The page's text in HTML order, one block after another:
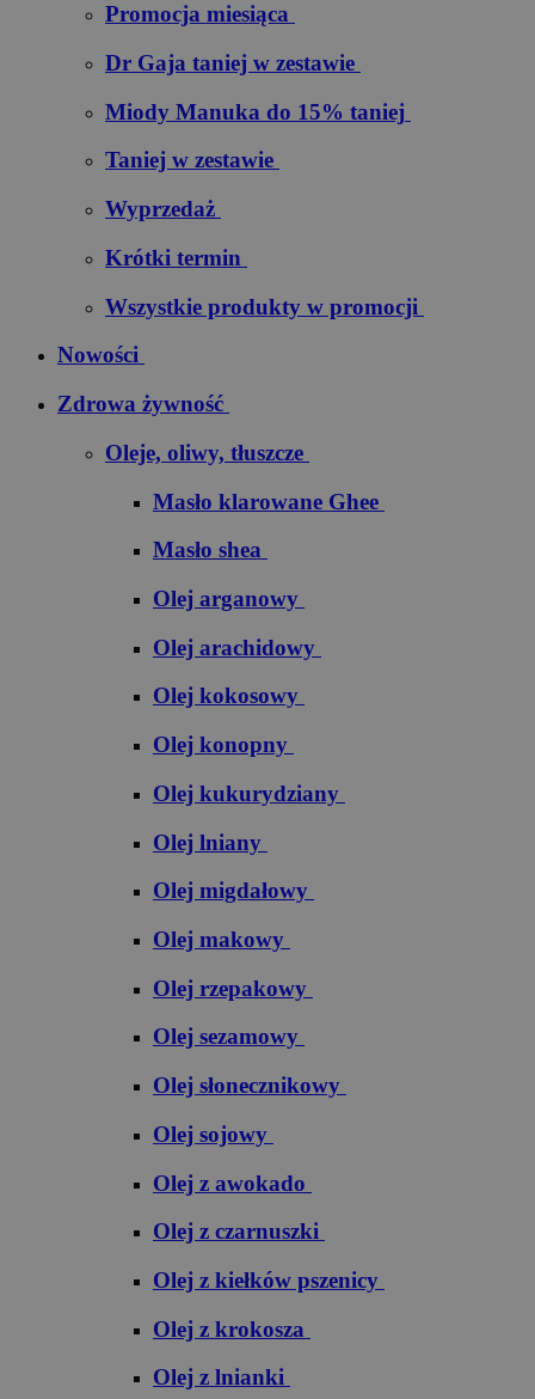
Promocja miesiąca
Dr Gaja taniej w zestawie
Miody Manuka do 15% taniej
Taniej w zestawie
Wyprzedaż
Krótki termin
Wszystkie produkty w promocji
Nowości
Zdrowa żywność
Oleje, oliwy, tłuszcze
Masło klarowane Ghee
Masło shea
Olej arganowy
Olej arachidowy
Olej kokosowy
Olej konopny
Olej kukurydziany
Olej lniany
Olej migdałowy
Olej makowy
Olej rzepakowy
Olej sezamowy
Olej słonecznikowy
Olej sojowy
Olej z awokado
Olej z czarnuszki
Olej z kiełków pszenicy
Olej z krokosza
Olej z lnianki